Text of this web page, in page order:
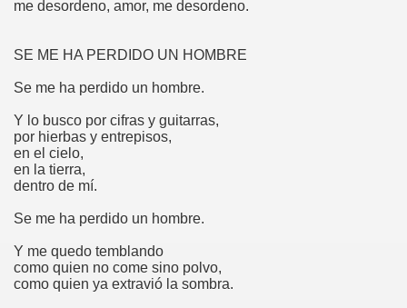
me desordeno, amor, me desordeno.
SE ME HA PERDIDO UN HOMBRE
Se me ha perdido un hombre.
Y lo busco por cifras y guitarras,
por hierbas y entrepisos,
en el cielo,
en la tierra,
dentro de mí.
Se me ha perdido un hombre.
Y me quedo temblando
como quien no come sino polvo,
como quien ya extravió la sombra.